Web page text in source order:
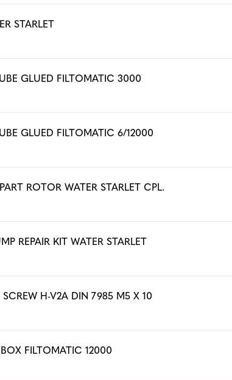
STARLET
GLUED FILTOMATIC 3000
GLUED FILTOMATIC 6/12000
ROTOR WATER STARLET CPL.
REPAIR KIT WATER STARLET
H-V2A DIN 7985 M5 X 10
FILTOMATIC 12000